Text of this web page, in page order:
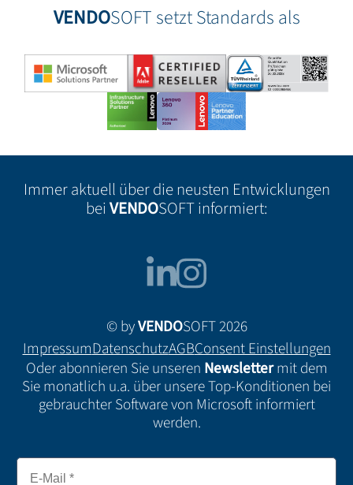
VENDOSOFT setzt Standards als
Immer aktuell über die neusten Entwicklungen
bei VENDOSOFT informiert:
© byVENDOSOFT 2026
ImpressumDatenschutzAGBConsent Einstellungen
Oder abonnieren Sie unseren Newslettermit dem
Sie monatlich u.a. über unsere Top-Konditionen bei
gebrauchter Software von Microsoft informiert
werden.